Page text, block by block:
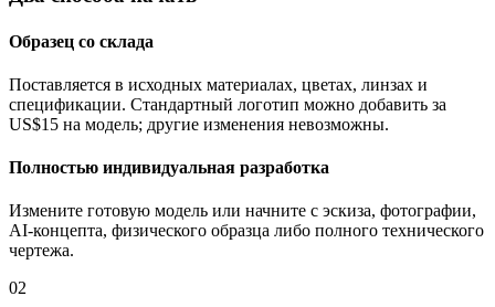
Образец со склада
Поставляется в исходных материалах, цветах, линзах и
спецификации. Стандартный логотип можно добавить за
US$15 на модель; другие изменения невозможны.
Полностью индивидуальная разработка
Измените готовую модель или начните с эскиза, фотографии,
AI-концепта, физического образца либо полного технического
чертежа.
02